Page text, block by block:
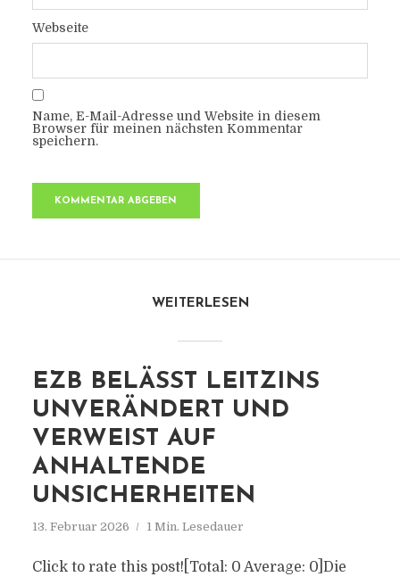
Webseite
Name, E-Mail-Adresse und Website in diesem
Browser für meinen nächsten Kommentar
speichern.
WEITERLESEN
EZB BELÄSST LEITZINS
UNVERÄNDERT UND
VERWEIST AUF
ANHALTENDE
UNSICHERHEITEN
13. Februar 2026 1 Min. Lesedauer
Click to rate this post![Total: 0 Average: 0]Die